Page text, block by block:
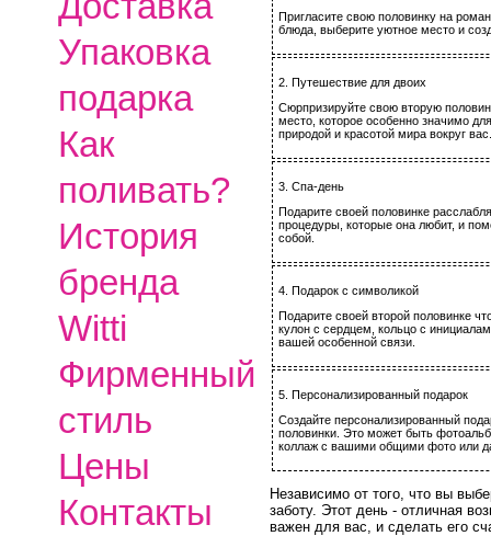
Упаковка
подарка
Как
поливать?
История
бренда
Witti
Фирменный
стиль
Цены
Контакты
Пригласите свою половинку на
блюда, выберите уютное место и
2. Путешествие для двоих
Сюрпризируйте свою вторую
место, которое особенно значимо
природой и красотой мира вокруг вас.
3. Спа-день
Подарите своей половинке
процедуры, которые она любит, и
собой.
4. Подарок с символикой
Подарите своей второй половинке
кулон с сердцем, кольцо с
вашей особенной связи.
5. Персонализированный подарок
Создайте персонализированный
половинки. Это может быть
коллаж с вашими общими фото или
Независимо от того, что вы
заботу. Этот день - отличная
важен для вас, и сделать его